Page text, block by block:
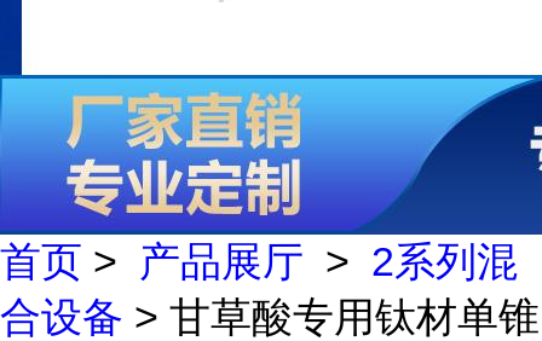
首页 > 产品展厅 > 2系列混
合设备 > 甘草酸专用钛材单锥